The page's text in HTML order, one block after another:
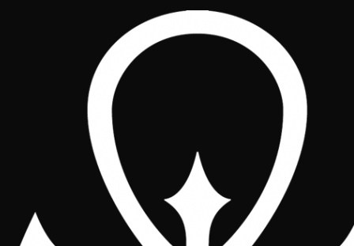
Inscríbete
Formar parte del Cónclave es contribuir a la
organización de ligas, torneos y eventos, facilitar la
obtención de material promocional y dar voz a la
comunidad ante instituciones y patrocinadores. Si
eres un Matusalén comprometido con el futuro del
juego, este es tu lugar.
Renovaciones
Si ya has formado parte del Cónclave en algún